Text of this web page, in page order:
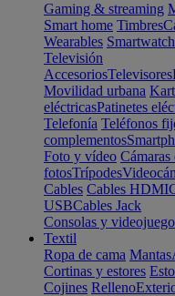
Gaming & streaming
Smart home Timbres
Wearables
Televisión
AccesoriosTelevisores
Movilidad urbana
eléctricasPatinetes
Telefonía Teléfonos
complementos
Foto y vídeo Cámaras
fotosTrípodes
Cables Cables HDMI
USBCables Jack
Consolas y
Textil
Ropa de cama Mantas
Cortinas y estores
Cojines Relleno